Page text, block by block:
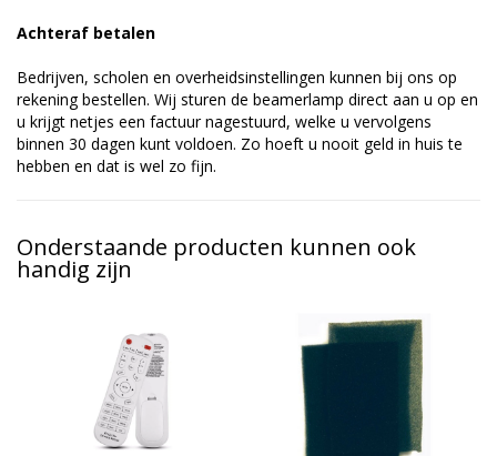
Achteraf betalen
Bedrijven, scholen en overheidsinstellingen kunnen bij ons op
rekening bestellen. Wij sturen de beamerlamp direct aan u op en
u krijgt netjes een factuur nagestuurd, welke u vervolgens
binnen 30 dagen kunt voldoen. Zo hoeft u nooit geld in huis te
hebben en dat is wel zo fijn.
Onderstaande producten kunnen ook
handig zijn